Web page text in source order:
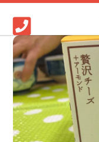
Skip
content